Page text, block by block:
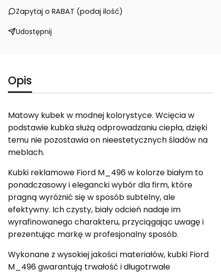
Zapytaj o RABAT (podaj ilość)
Udostępnij
Opis
Matowy kubek w modnej kolorystyce. Wcięcia w
podstawie kubka służą odprowadzaniu ciepła, dzięki
temu nie pozostawia on nieestetycznych śladów na
meblach.
Kubki reklamowe Fiord M_496 w kolorze białym to
ponadczasowy i elegancki wybór dla firm, które
pragną wyróżnić się w sposób subtelny, ale
efektywny. Ich czysty, biały odcień nadaje im
wyrafinowanego charakteru, przyciągając uwagę i
prezentując markę w profesjonalny sposób.
Wykonane z wysokiej jakości materiałów, kubki Fiord
M_496 gwarantują trwałość i długotrwałe